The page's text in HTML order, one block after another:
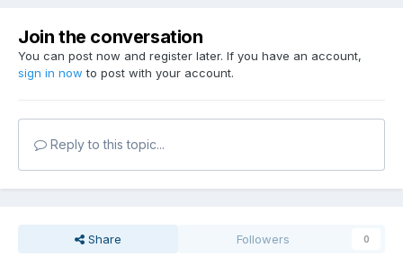
Join the conversation
You can post now and register later. If you have an account,
sign in now to post with your account.
Reply to this topic...
Share Followers 0